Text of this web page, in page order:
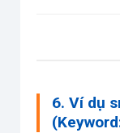
6. Ví dụ